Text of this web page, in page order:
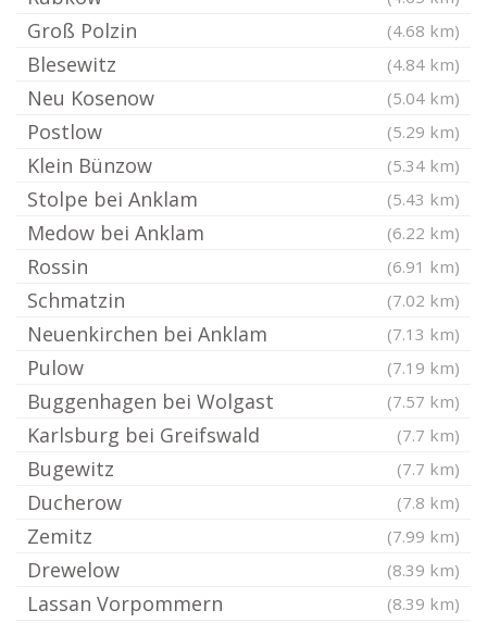
Groß Polzin (4.68 km)
Blesewitz (4.84 km)
Neu Kosenow (5.04 km)
Postlow (5.29 km)
Klein Bünzow (5.34 km)
Stolpe bei Anklam (5.43 km)
Medow bei Anklam (6.22 km)
Rossin (6.91 km)
Schmatzin (7.02 km)
Neuenkirchen bei Anklam (7.13 km)
Pulow (7.19 km)
Buggenhagen bei Wolgast (7.57 km)
Karlsburg bei Greifswald (7.7 km)
Bugewitz (7.7 km)
Ducherow (7.8 km)
Zemitz (7.99 km)
Drewelow (8.39 km)
Lassan Vorpommern (8.39 km)